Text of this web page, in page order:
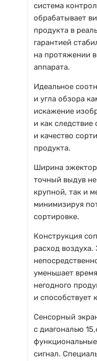
система
обрабатывает
продукта в
гарантией
на протяжении
аппарата.
Идеальное
и угла обзора
искажение
и как следствие
и качество
продукта.
Ширина
точный выдув
крупной, так и
минимизируя
сортировке.
Конструкция
расход
уменьшает
негодного
и способствует
Сенсорный
с диагональю
сигнал.